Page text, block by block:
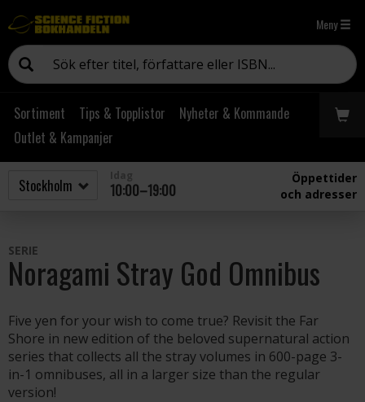
Meny
Sortiment Tips & Topplistor
Nyheter & Kommande
Outlet & Kampanjer
10:00–19:00
Öppettider
och adresser
SERIE
Noragami Stray God Omnibus
Five yen for your wish to come true? Revisit the Far
Shore in new edition of the beloved supernatural action
series that collects all the stray volumes in 600-page 3-
in-1 omnibuses, all in a larger size than the regular
version!